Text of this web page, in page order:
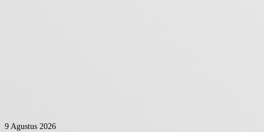
9 Agustus 2026